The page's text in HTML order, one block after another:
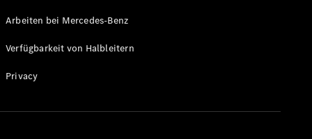
Arbeiten bei Mercedes-Benz
Verfügbarkeit von Halbleitern
Privacy